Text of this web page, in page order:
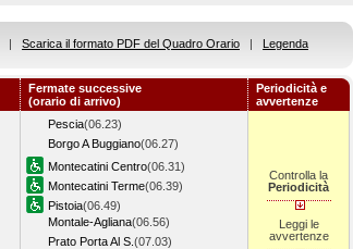
| Scarica il formato PDF del Quadro Orario | Legenda
Fermate successive
(orario di arrivo)
Periodicità e
avvertenze
Pescia(06.23)
Borgo A Buggiano(06.27)
Montecatini Centro(06.31)
Montecatini Terme(06.39)
Pistoia(06.49)
Montale-Agliana(06.56)
Prato Porta Al S. (07.03)
Controlla la
Periodicità
Leggi le
avvertenze